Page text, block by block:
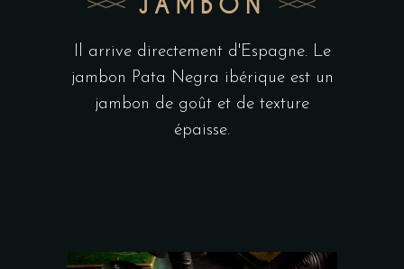
Il arrive directement d'Espagne. Le
jambon Pata Negra ibérique est un
jambon de goût et de texture
épaisse.